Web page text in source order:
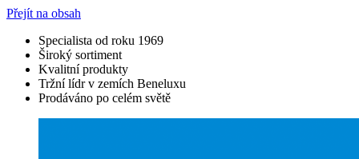
Přejít na obsah
Specialista od roku 1969
Široký sortiment
Kvalitní produkty
Tržní lídr v zemích Beneluxu
Prodáváno po celém světě